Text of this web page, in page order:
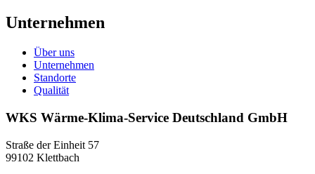
Unternehmen
Über uns
Unternehmen
Standorte
Qualität
WKS Wärme-Klima-Service Deutschland GmbH
Straße der Einheit 57
99102 Klettbach